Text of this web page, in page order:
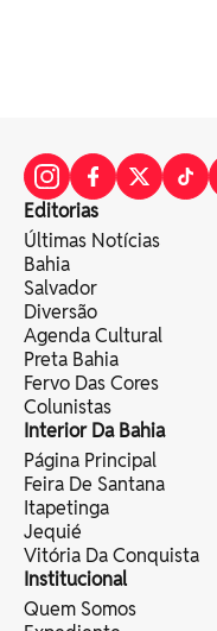
Editorias
Últimas Notícias
Bahia
Salvador
Diversão
Agenda Cultural
Preta Bahia
Fervo Das Cores
Colunistas
Interior Da Bahia
Página Principal
Feira De Santana
Itapetinga
Jequié
Vitória Da Conquista
Institucional
Quem Somos